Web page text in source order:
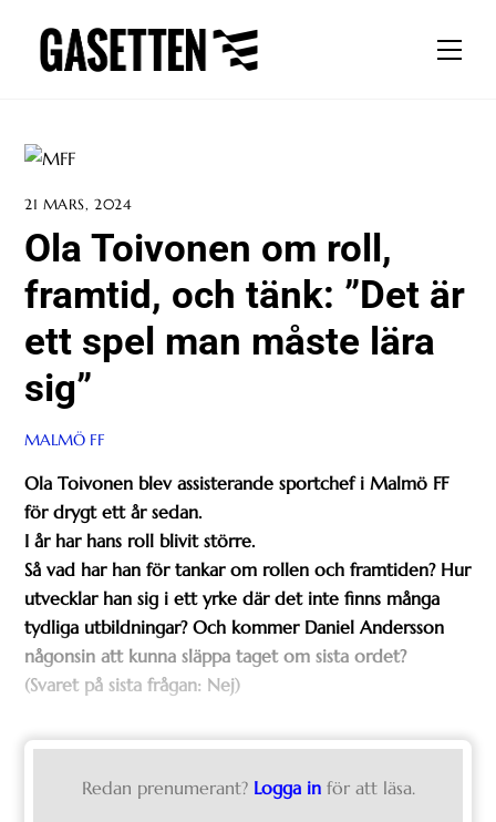
content
21 MARS, 2024
Ola Toivonen om roll,
framtid, och tänk: ”Det är
ett spel man måste lära
sig”
MALMÖ FF
Ola Toivonen blev assisterande sportchef i Malmö FF
för drygt ett år sedan.
I år har hans roll blivit större.
Så vad har han för tankar om rollen och framtiden? Hur
utvecklar han sig i ett yrke där det inte finns många
tydliga utbildningar? Och kommer Daniel Andersson
någonsin att kunna släppa taget om sista ordet?
(Svaret på sista frågan: Nej)
Redan prenumerant? Logga in för att läsa.